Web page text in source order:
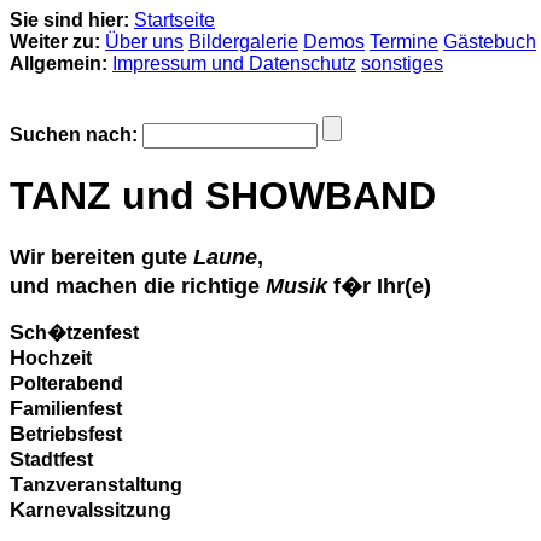
Sie sind hier: Startseite
Weiter zu: Über uns Bildergalerie Demos Termine Gästebuch
Allgemein: Impressum und Datenschutz sonstiges
Suchen nach:
TANZ und SHOWBAND
Wir bereiten gute Laune,
und machen die richtige Musikf�r Ihr(e)
Sch�tzenfest
Hochzeit
Polterabend
Familienfest
Betriebsfest
Stadtfest
Tanzveranstaltung
Karnevalssitzung